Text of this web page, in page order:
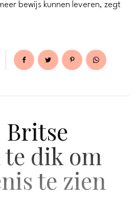
bewijs kunnen leveren, zegt
Britse
dik om
te zien